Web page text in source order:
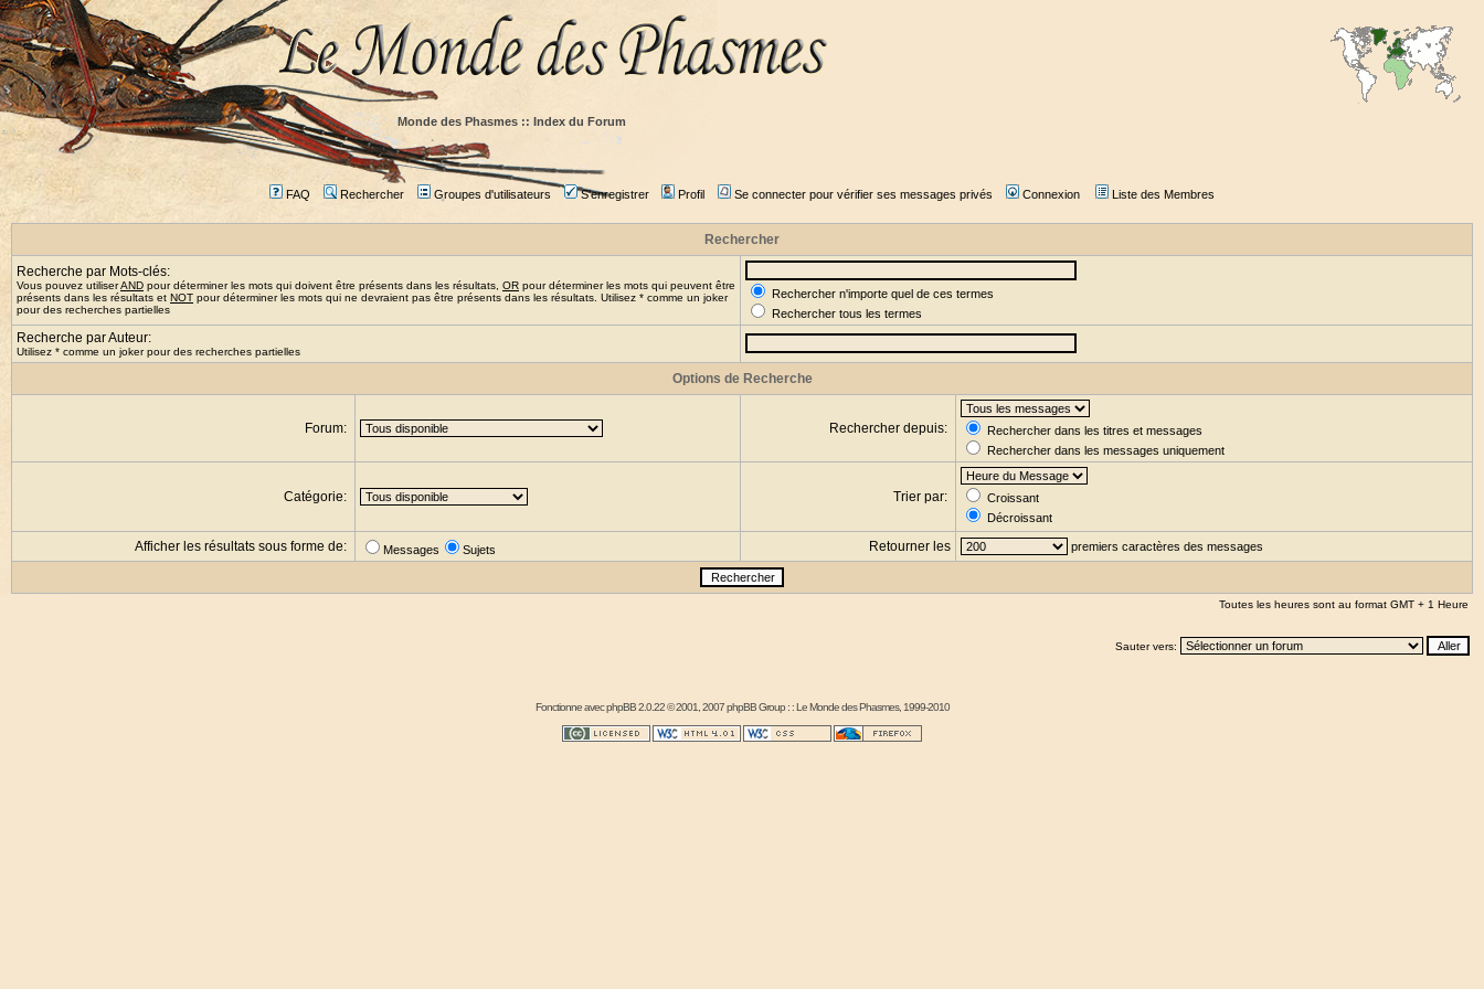
Monde des Phasmes :: Index du Forum
FAQ Rechercher Groupes d'utilisateurs S'enregistrer Profil Se connecter pour vérifier ses messages privés Connexion Liste des Membres
Rechercher
Recherche par Mots-clés:
Vous pouvez utiliserAND pour déterminer les mots qui doivent être présents dans les résultats, OR pour déterminer les mots qui peuvent être
présents dans les résultats et NOT pour déterminer les mots qui ne devraient pas être présents dans les résultats. Utilisez * comme un joker
pour des recherches partielles
Rechercher n'importe quel de ces termes
Rechercher tous les termes
Recherche par Auteur:
Utilisez * comme un joker pour des recherches partielles
Options de Recherche
Forum: Rechercher depuis:
Rechercher dans les titres et messages
Rechercher dans les messages uniquement
Catégorie: Trier par:
Croissant
Décroissant
Afficher les résultats sous forme de: Messages Sujets Retourner les premiers caractères des messages
Toutes les heures sont au format GMT + 1 Heure
Sauter vers:
Fonctionne avecphpBB2.0.22 © 2001, 2007 phpBB Group : :Le Monde des Phasmes, 1999-2010